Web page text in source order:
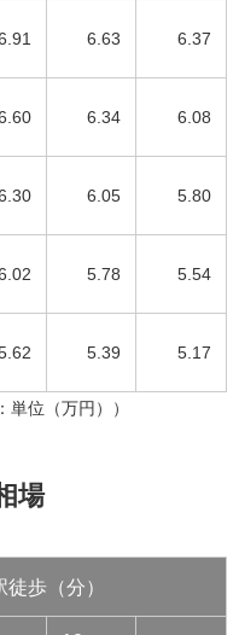
6.63 6.37
6.34 6.08
6.05 5.80
5.78 5.54
5.39 5.17
単位（万円））
場
徒歩（分）